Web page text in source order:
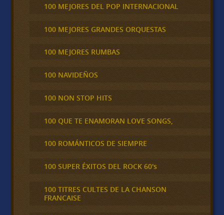
100 MEJORES DEL POP INTERNACIONAL
100 MEJORES GRANDES ORQUESTAS
100 MEJORES RUMBAS
100 NAVIDEÑOS
100 NON STOP HITS
100 QUE TE ENAMORAN LOVE SONGS,
100 ROMÁNTICOS DE SIEMPRE
100 SUPER ÉXITOS DEL ROCK 60's
100 TITRES CULTES DE LA CHANSON
FRANCAISE